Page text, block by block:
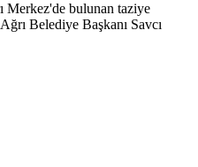
Merkez'de bulunan taziye
Belediye Başkanı Savcı